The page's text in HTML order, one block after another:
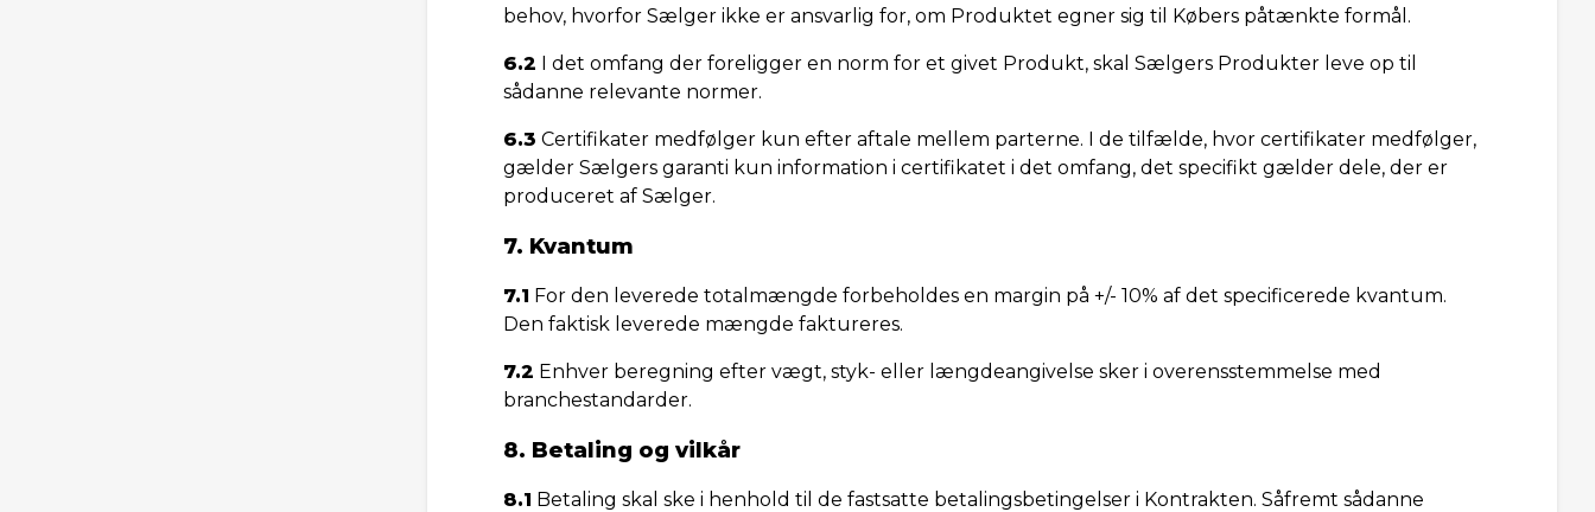
behov, hvorfor Sælger ikke er ansvarlig for, om Produktet egner sig til Købers påtænkte formål.
6.2 I det omfang der foreligger en norm for et givet Produkt, skal Sælgers Produkter leve op til
sådanne relevante normer.
6.3 Certifikater medfølger kun efter aftale mellem parterne. I de tilfælde, hvor certifikater medfølger,
gælder Sælgers garanti kun information i certifikatet i det omfang, det specifikt gælder dele, der er
produceret af Sælger.
7. Kvantum
7.1 For den leverede totalmængde forbeholdes en margin på +/- 10% af det specificerede kvantum.
Den faktisk leverede mængde faktureres.
7.2 Enhver beregning efter vægt, styk- eller længdeangivelse sker i overensstemmelse med
branchestandarder.
8. Betaling og vilkår
8.1 Betaling skal ske i henhold til de fastsatte betalingsbetingelser i Kontrakten. Såfremt sådanne